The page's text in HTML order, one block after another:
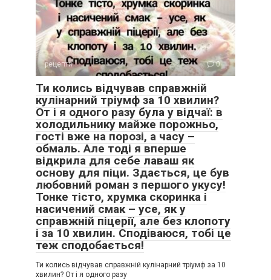
рецепти 0
Ти колись відчував справжній
кулінарний тріумф за 10 хвилин?
От і я одного разу була у відчаї: в
холодильнику майже порожньо,
гості вже на порозі, а часу –
обмаль. Але тоді я вперше
відкрила для себе лаваш як
основу для піци. Здається, це був
любовний роман з першого укусу!
Тонке тісто, хрумка скоринка і
насичений смак – усе, як у
справжній піцерії, але без клопоту
і за 10 хвилин. Сподіваюся, тобі це
теж сподобається!
Ти колись відчував справжній кулінарний тріумф за 10
хвилин? От і я одного разу